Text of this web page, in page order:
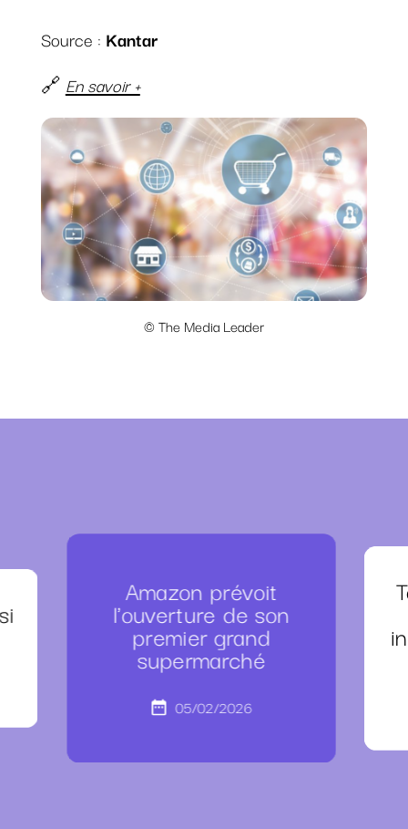
Source : Kantar
🔗 En savoir +
© The Media Leader
Amazon prévoit
l'ouverture de son
premier grand
supermarché
05/02/2026